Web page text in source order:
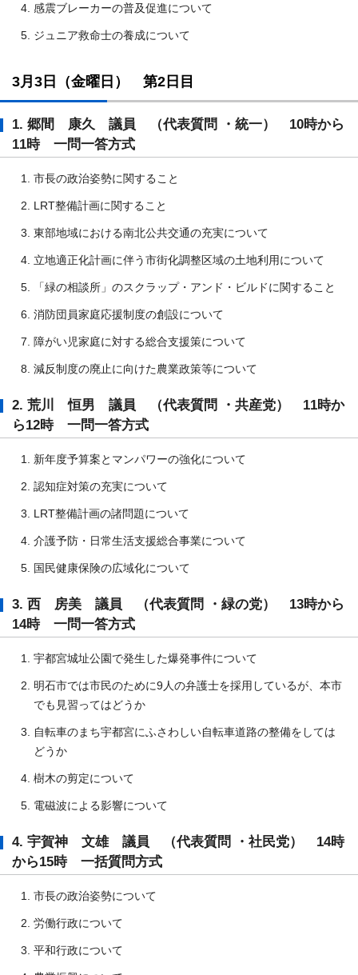
感震ブレーカーの普及促進について
ジュニア救命士の養成について
3月3日（金曜日） 第2日目
1. 郷間 康久 議員 （代表質問 ・統一） 10時から
11時 一問一答方式
市長の政治姿勢に関すること
LRT整備計画に関すること
東部地域における南北公共交通の充実について
立地適正化計画に伴う市街化調整区域の土地利用について
「緑の相談所」のスクラップ・アンド・ビルドに関すること
消防団員家庭応援制度の創設について
障がい児家庭に対する総合支援策について
減反制度の廃止に向けた農業政策等について
2. 荒川 恒男 議員 （代表質問 ・共産党） 11時か
ら12時 一問一答方式
新年度予算案とマンパワーの強化について
認知症対策の充実について
LRT整備計画の諸問題について
介護予防・日常生活支援総合事業について
国民健康保険の広域化について
3. 西 房美 議員 （代表質問 ・緑の党） 13時から
14時 一問一答方式
宇都宮城址公園で発生した爆発事件について
明石市では市民のために9人の弁護士を採用しているが、本市
でも見習ってはどうか
自転車のまち宇都宮にふさわしい自転車道路の整備をしては
どうか
樹木の剪定について
電磁波による影響について
4. 宇賀神 文雄 議員 （代表質問 ・社民党） 14時
から15時 一括質問方式
市長の政治姿勢について
労働行政について
平和行政について